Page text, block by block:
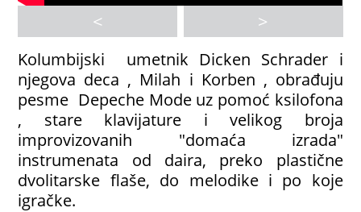
< >
Kolumbijski umetnik Dicken Schrader i
njegova deca , Milah i Korben , obrađuju
pesme Depeche Mode uz pomoć ksilofona
, stare klavijature i velikog broja
improvizovanih "domaća izrada"
instrumenata od daira, preko plastične
dvolitarske flaše, do melodike i po koje
igračke.